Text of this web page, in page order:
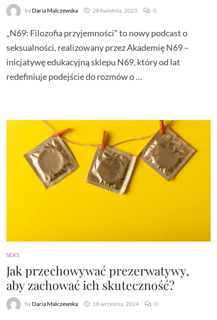
by Daria Malczewska 28 kwietnia, 2025 0
„N69: Filozofia przyjemności” to nowy podcast o
seksualności, realizowany przez Akademię N69 –
inicjatywę edukacyjną sklepu N69, który od lat
redefiniuje podejście do rozmów o …
SEKS
Jak przechowywać prezerwatywy,
aby zachować ich skuteczność?
by Daria Malczewska 18 września, 2024 0